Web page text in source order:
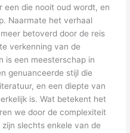
een die nooit oud wordt, en
Naarmate het verhaal
betoverd door de reis
verkenning van de
is een meesterschap in
genuanceerde stijl die
en een diepte van
is. Wat betekent het
we door de complexiteit
slechts enkele van de